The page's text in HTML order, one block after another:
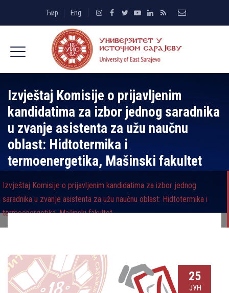
Ћир Eng
Izvještaj Komisije o prijavlјenim
kandidatima za izbor jednog saradnika
u zvanje asistenta za užu naučnu
oblast: Hidtotermika i
termoenergetika, Mašinski fakultet
Izvještaj Komisije o prijavlјenim kandidatima za izbor jednog
saradnika u zvanje asistenta za užu naučnu oblast: Hidtotermika i
termoenergetika, Mašinski fakultet
25
ЈУН